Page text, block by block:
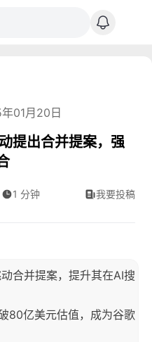
01月20日
提出合并提案，强
1 分钟 我要投稿
合并提案，提升其在AI搜
80亿美元估值，成为谷歌